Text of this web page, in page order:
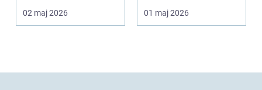
holdt i g...
02 maj 2026
med att fler s...
01 maj 2026